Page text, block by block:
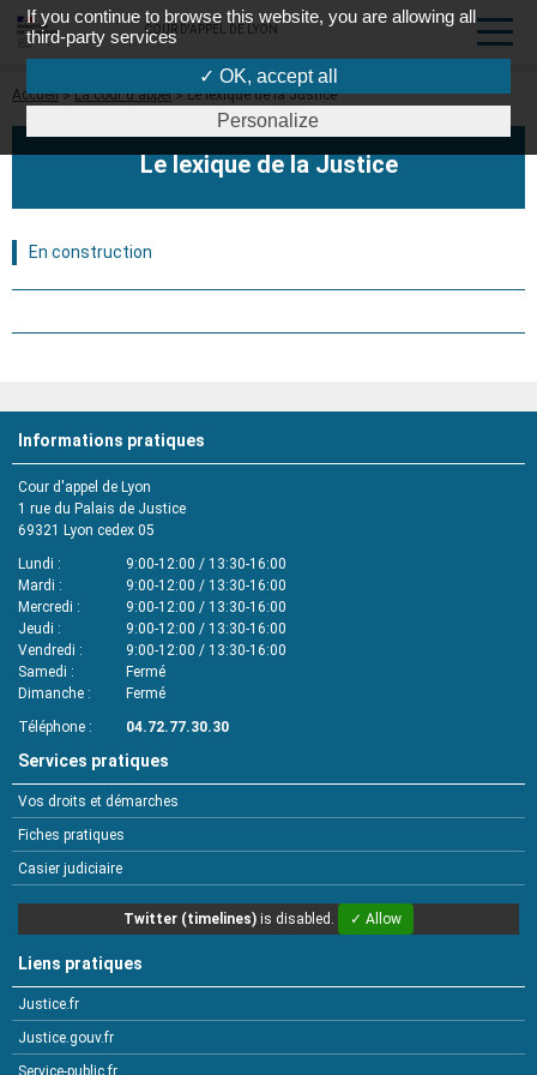
COUR D'APPEL DE LYON
Fil
Accueil La cour d'appel Le lexique de la Justice
Le lexique de la Justice
En construction
Informations pratiques
Cour d'appel de Lyon
1 rue du Palais de Justice
69321 Lyon cedex 05
Lundi
9:00-12:00 / 13:30-16:00
Mardi
9:00-12:00 / 13:30-16:00
Mercredi
9:00-12:00 / 13:30-16:00
Jeudi
9:00-12:00 / 13:30-16:00
Vendredi
9:00-12:00 / 13:30-16:00
Samedi
Fermé
Dimanche
Fermé
Téléphone
04.72.77.30.30
Services pratiques
Vos droits et démarches
Fiches pratiques
Casier judiciaire
Twitter (timelines) is disabled. ✓ Allow
Liens pratiques
Justice.fr
Justice.gouv.fr
If you continue to browse this website, you are allowing all
third-party services
✓ OK, accept all
Personalize